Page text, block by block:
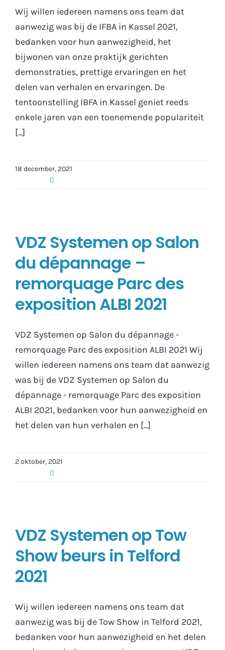
Wij willen iedereen namens ons team dat
aanwezig was bij de IFBA in Kassel 2021,
bedanken voor hun aanwezigheid, het
bijwonen van onze praktijk gerichten
demonstraties, prettige ervaringen en het
delen van verhalen en ervaringen. De
tentoonstelling IBFA in Kassel geniet reeds
enkele jaren van een toenemende populariteit
[...]
18 december, 2021
VDZ Systemen op Salon
du dépannage –
remorquage Parc des
exposition ALBI 2021
VDZ Systemen op Salon du dépannage -
remorquage Parc des exposition ALBI 2021 Wij
willen iedereen namens ons team dat aanwezig
was bij de VDZ Systemen op Salon du
dépannage - remorquage Parc des exposition
ALBI 2021, bedanken voor hun aanwezigheid en
het delen van hun verhalen en [...]
2 oktober, 2021
VDZ Systemen op Tow
Show beurs in Telford
2021
Wij willen iedereen namens ons team dat
aanwezig was bij de Tow Show in Telford 2021,
bedanken voor hun aanwezigheid en het delen